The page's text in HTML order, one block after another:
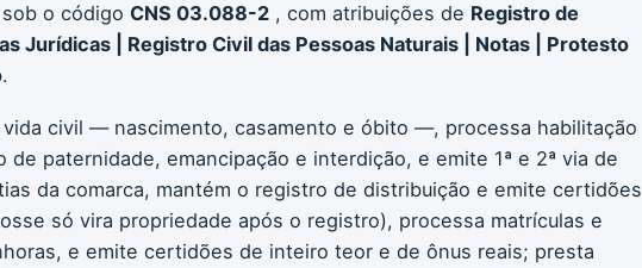
o código CNS 03.088-2 , com atribuições de Registro de
Jurídicas | Registro Civil das Pessoas Naturais | Notas | Protesto
.
civil — nascimento, casamento e óbito —, processa habilitação
paternidade, emancipação e interdição, e emite 1ª e 2ª via de
da comarca, mantém o registro de distribuição e emite certidões
só vira propriedade após o registro), processa matrículas e
e emite certidões de inteiro teor e de ônus reais; presta